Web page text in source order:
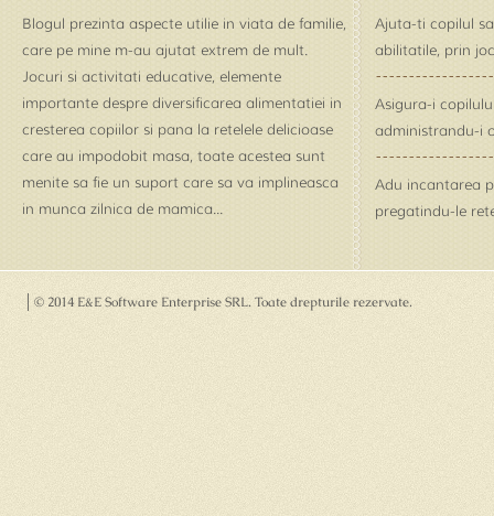
Blogul prezinta aspecte utilie in viata de familie,
care pe mine m-au ajutat extrem de mult.
Jocuri si activitati educative, elemente
importante despre diversificarea alimentatiei in
cresterea copiilor si pana la retelele delicioase
care au impodobit masa, toate acestea sunt
menite sa fie un suport care sa va implineasca
in munca zilnica de mamica...
Ajuta-ti copilul
abilitatile, prin
Asigura-i
administrandu-i
Adu incantarea
pregatindu-le
© 2014 E&E Software Enterprise SRL. Toate drepturile rezervate.